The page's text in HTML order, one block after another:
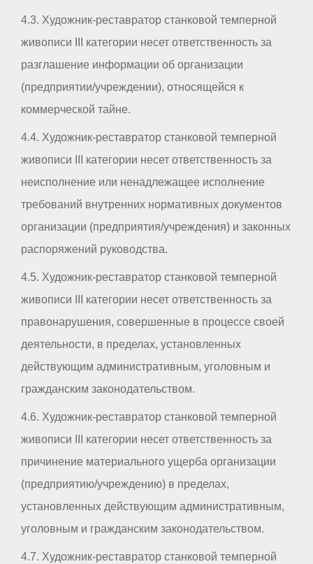
4.3. Художник-реставратор станковой темперной
живописи III категории несет ответственность за
разглашение информации об организации
(предприятии/учреждении), относящейся к
коммерческой тайне.
4.4. Художник-реставратор станковой темперной
живописи III категории несет ответственность за
неисполнение или ненадлежащее исполнение
требований внутренних нормативных документов
организации (предприятия/учреждения) и законных
распоряжений руководства.
4.5. Художник-реставратор станковой темперной
живописи III категории несет ответственность за
правонарушения, совершенные в процессе своей
деятельности, в пределах, установленных
действующим административным, уголовным и
гражданским законодательством.
4.6. Художник-реставратор станковой темперной
живописи III категории несет ответственность за
причинение материального ущерба организации
(предприятию/учреждению) в пределах,
установленных действующим административным,
уголовным и гражданским законодательством.
4.7. Художник-реставратор станковой темперной